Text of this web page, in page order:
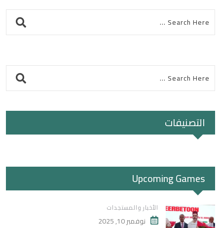
التصنيفات
Upcoming Games
الأخبار والمستجدات
نوفمبر 10, 2025